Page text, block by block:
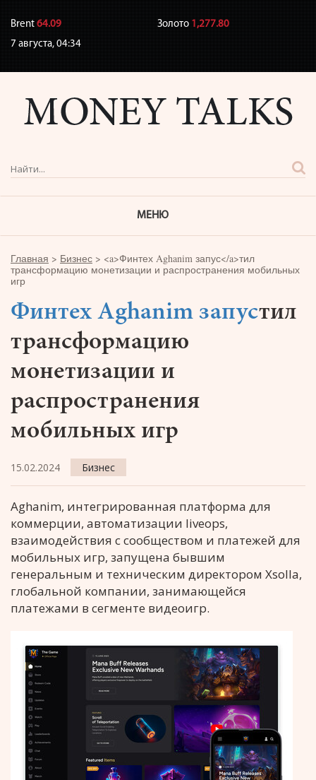
Brent64.09 Золото1,277.80
7 августа,04:34
МЕНЮ
Главная > Бизнес > <a>Финтех Aghanim запус</a>тил
трансформацию монетизации и распространения мобильных
игр
Финтех Aghanim запустил
трансформацию
монетизации и
распространения
мобильных игр
15.02.2024 Бизнес
Aghanim, интегрированная платформа для
коммерции, автоматизации liveops,
взаимодействия с сообществом и платежей для
мобильных игр, запущена бывшим
генеральным и техническим директором Xsolla,
глобальной компании, занимающейся
платежами в сегменте видеоигр.